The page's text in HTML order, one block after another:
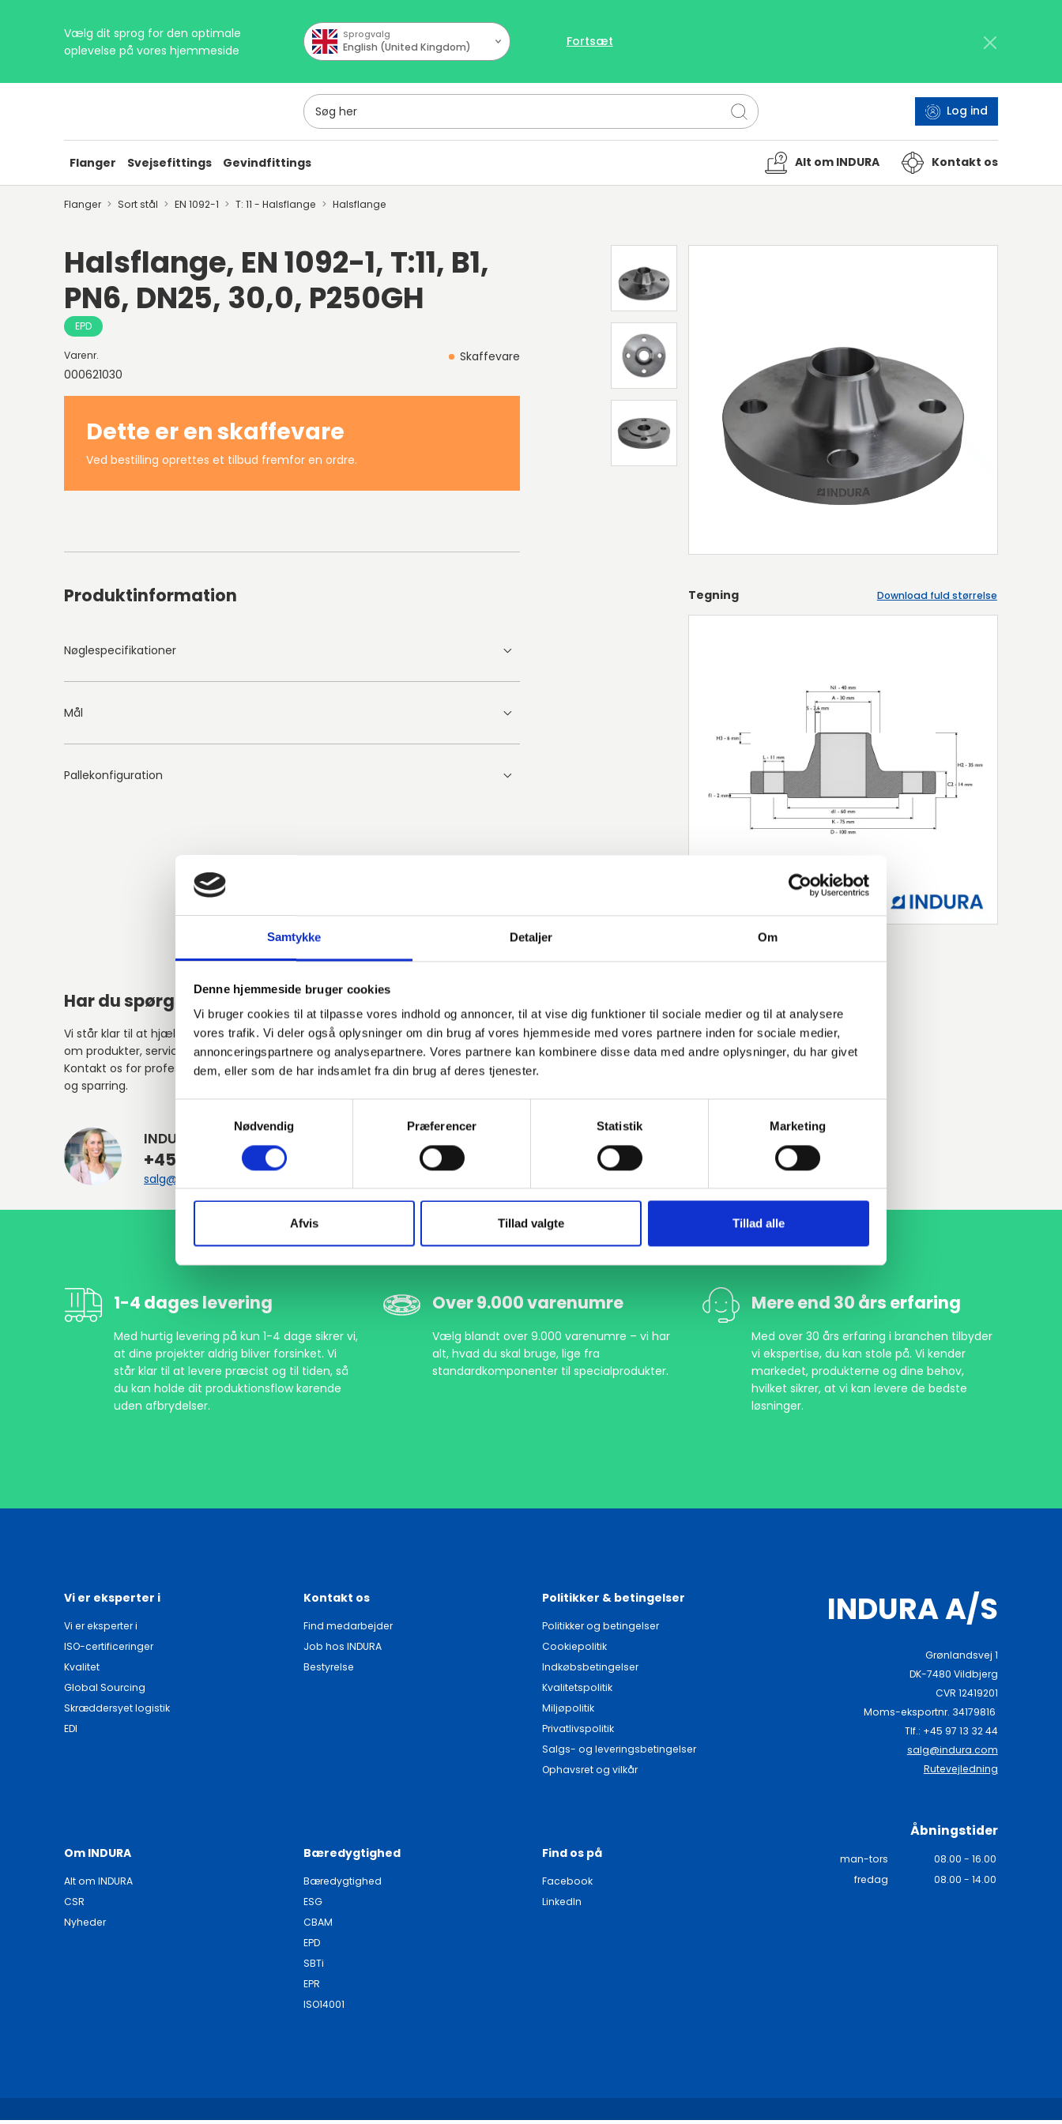
Samtykke Detaljer Om
Denne hjemmeside bruger cookies
Vi bruger cookies til at tilpasse vores indhold og annoncer, til at vise dig funktioner til sociale medier og til at analysere
vores trafik. Vi deler også oplysninger om din brug af vores hjemmeside med vores partnere inden for sociale medier,
annonceringspartnere og analysepartnere. Vores partnere kan kombinere disse data med andre oplysninger, du har givet
dem, eller som de har indsamlet fra din brug af deres tjenester.
Nødvendig
Præferencer Statistik Marketing
Afvis Tillad valgte Tillad alle
Vælg dit sprog for den optimale
oplevelse på vores hjemmeside
Sprogvalg
English (United Kingdom) Fortsæt
Søg her
Log ind
Flanger Svejsefittings Gevindfittings Alt om INDURA Kontakt os
Flanger Sort stål EN 1092-1 T: 11 - Halsflange Halsflange
Halsflange, EN 1092-1, T:11, B1,
PN6, DN25, 30,0, P250GH
EPD
Varenr.
000621030
Skaffevare
Dette er en skaffevare
Ved bestilling oprettes et tilbud fremfor en ordre.
Produktinformation
Nøglespecifikationer
Mål
Pallekonfiguration
Tegning Download fuld størrelse
Har du spørgsmål?
Vi står klar til at hjælpe med spørgsmål
om produkter, service eller andet.
Kontakt os for professionel rådgivning
og sparring.
INDURA DK
+45 97 13 32 44
salg@indura.com
1-4 dages levering
Med hurtig levering på kun 1-4 dage sikrer vi,
at dine projekter aldrig bliver forsinket. Vi
står klar til at levere præcist og til tiden, så
du kan holde dit produktionsflow kørende
uden afbrydelser.
Over 9.000 varenumre
Vælg blandt over 9.000 varenumre – vi har
alt, hvad du skal bruge, lige fra
standardkomponenter til specialprodukter.
Mere end 30 års erfaring
Med over 30 års erfaring i branchen tilbyder
vi ekspertise, du kan stole på. Vi kender
markedet, produkterne og dine behov,
hvilket sikrer, at vi kan levere de bedste
løsninger.
Vi er eksperter i
Vi er eksperter i
ISO-certificeringer
Kvalitet
Global Sourcing
Skræddersyet logistik
EDI
Kontakt os
Find medarbejder
Job hos INDURA
Bestyrelse
Politikker & betingelser
Politikker og betingelser
Cookiepolitik
Indkøbsbetingelser
Kvalitetspolitik
Miljøpolitik
Privatlivspolitik
Salgs- og leveringsbetingelser
Ophavsret og vilkår
Om INDURA
Alt om INDURA
CSR
Nyheder
Bæredygtighed
Bæredygtighed
ESG
CBAM
EPD
SBTi
EPR
ISO14001
Find os på
Facebook
LinkedIn
INDURA A/S
Grønlandsvej 1
DK-7480 Vildbjerg
CVR 12419201
Moms-eksportnr. 34179816
Tlf.: +45 97 13 32 44
salg@indura.com
Rutevejledning
Åbningstider
man-tors
08.00 - 16.00
fredag
08.00 - 14.00